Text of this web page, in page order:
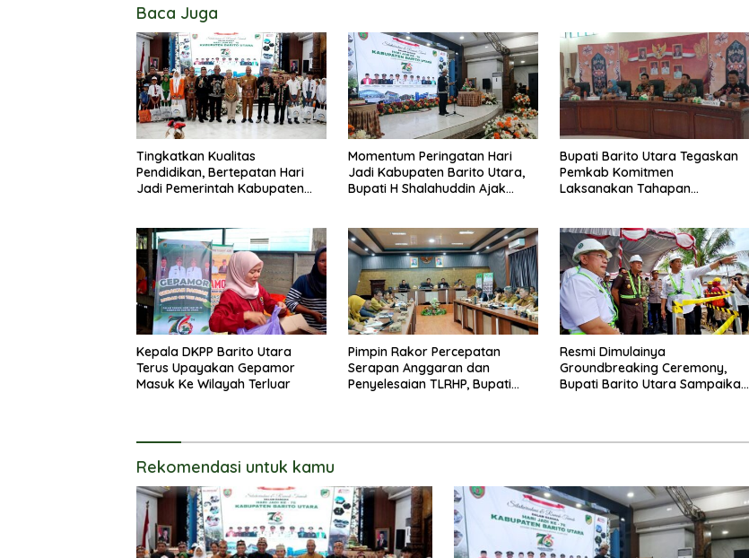
Baca Juga
Tingkatkan Kualitas
Pendidikan, Bertepatan Hari
Jadi Pemerintah Kabupaten
Momentum Peringatan Hari
Jadi Kabupaten Barito Utara,
Bupati H Shalahuddin Ajak
Bupati Barito Utara Tegaskan
Pemkab Komitmen
Laksanakan Tahapan
Kepala DKPP Barito Utara
Terus Upayakan Gepamor
Masuk Ke Wilayah Terluar
Pimpin Rakor Percepatan
Serapan Anggaran dan
Penyelesaian TLRHP, Bupati
Resmi Dimulainya
Groundbreaking Ceremony,
Bupati Barito Utara Sampaikan
Rekomendasi untuk kamu